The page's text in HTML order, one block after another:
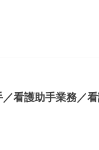
看護助手業務／